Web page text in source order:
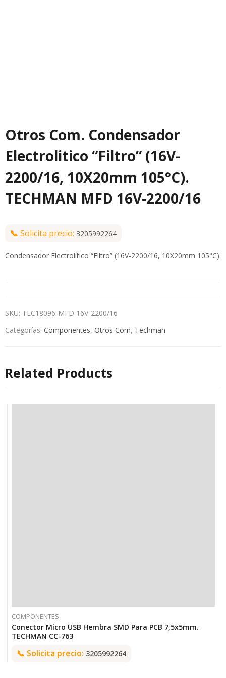
Otros Com. Condensador
Electrolitico “Filtro” (16V-
2200/16, 10X20mm 105°C).
TECHMAN MFD 16V-2200/16
📞 Solicita precio: 3205992264
Condensador Electrolitico “Filtro” (16V-2200/16, 10X20mm 105°C).
SKU: TEC18096-MFD 16V-2200/16
Categorías: Componentes, Otros Com, Techman
Related Products
COMPONENTES
Conector Micro USB Hembra SMD Para PCB 7,5x5mm.
TECHMAN CC-763
📞 Solicita precio: 3205992264